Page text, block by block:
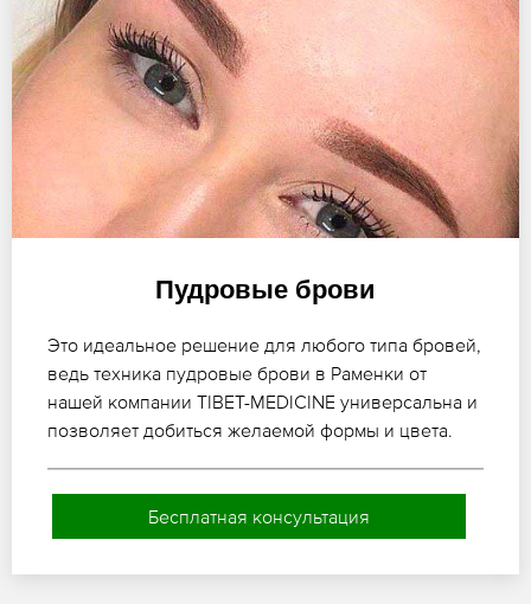
Пудровые брови
Это идеальное решение для любого типа бровей,
ведь техника пудровые брови в Раменки от
нашей компании TIBET-MEDICINE универсальна и
позволяет добиться желаемой формы и цвета.
Бесплатная консультация